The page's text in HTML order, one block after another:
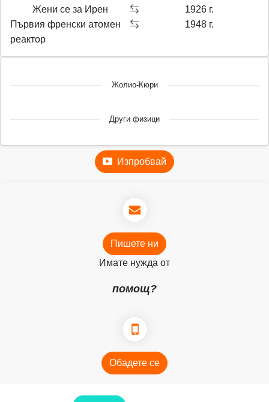
Жени се за Ирен
1926 г.
Първия френски атомен
реактор
1948 г.
Жолио-Кюри
Други физици
Изпробвай
Пишете ни
Имате нужда от
помощ?
Обадете се